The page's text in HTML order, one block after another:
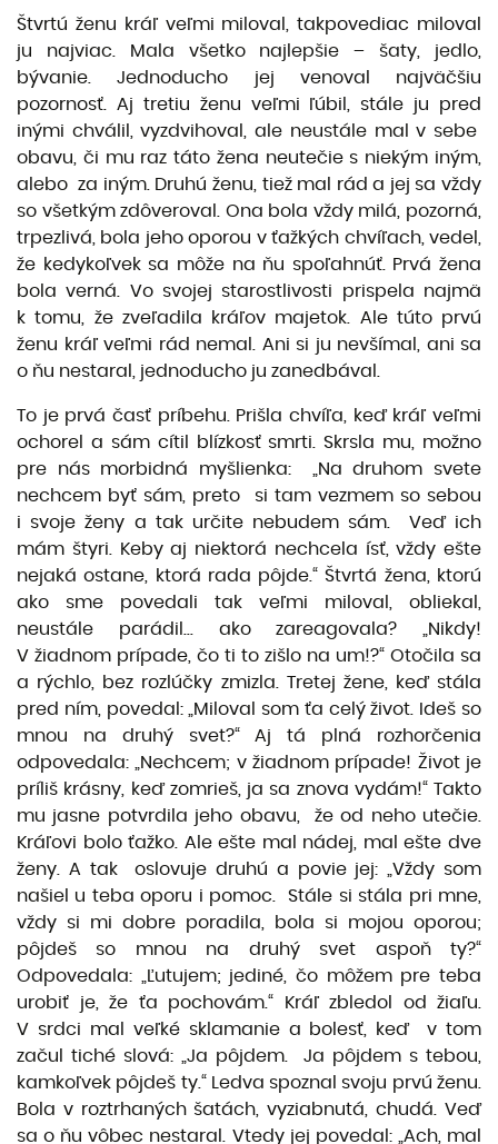
Štvrtú ženu kráľ veľmi miloval, takpovediac miloval
ju najviac. Mala všetko najlepšie – šaty, jedlo,
bývanie. Jednoducho jej venoval najväčšiu
pozornosť. Aj tretiu ženu veľmi ľúbil, stále ju pred
inými chválil, vyzdvihoval, ale neustále mal v sebe
obavu, či mu raz táto žena neutečie s niekým iným,
alebo za iným. Druhú ženu, tiež mal rád a jej sa vždy
so všetkým zdôveroval. Ona bola vždy milá, pozorná,
trpezlivá, bola jeho oporou v ťažkých chvíľach, vedel,
že kedykoľvek sa môže na ňu spoľahnúť. Prvá žena
bola verná. Vo svojej starostlivosti prispela najmä
k tomu, že zveľadila kráľov majetok. Ale túto prvú
ženu kráľ veľmi rád nemal. Ani si ju nevšímal, ani sa
o ňu nestaral, jednoducho ju zanedbával.
To je prvá časť príbehu. Prišla chvíľa, keď kráľ veľmi
ochorel a sám cítil blízkosť smrti. Skrsla mu, možno
pre nás morbidná myšlienka: „Na druhom svete
nechcem byť sám, preto si tam vezmem so sebou
i svoje ženy a tak určite nebudem sám. Veď ich
mám štyri. Keby aj niektorá nechcela ísť, vždy ešte
nejaká ostane, ktorá rada pôjde.“ Štvrtá žena, ktorú
ako sme povedali tak veľmi miloval, obliekal,
neustále parádil... ako zareagovala? „Nikdy!
V žiadnom prípade, čo ti to zišlo na um!?“ Otočila sa
a rýchlo, bez rozlúčky zmizla. Tretej žene, keď stála
pred ním, povedal: „Miloval som ťa celý život. Ideš so
mnou na druhý svet?“ Aj tá plná rozhorčenia
odpovedala: „Nechcem; v žiadnom prípade! Život je
príliš krásny, keď zomrieš, ja sa znova vydám!“ Takto
mu jasne potvrdila jeho obavu, že od neho utečie.
Kráľovi bolo ťažko. Ale ešte mal nádej, mal ešte dve
ženy. A tak oslovuje druhú a povie jej: „Vždy som
našiel u teba oporu i pomoc. Stále si stála pri mne,
vždy si mi dobre poradila, bola si mojou oporou;
pôjdeš so mnou na druhý svet aspoň ty?“
Odpovedala: „Ľutujem; jediné, čo môžem pre teba
urobiť je, že ťa pochovám.“ Kráľ zbledol od žiaľu.
V srdci mal veľké sklamanie a bolesť, keď v tom
začul tiché slová: „Ja pôjdem. Ja pôjdem s tebou,
kamkoľvek pôjdeš ty.“ Ledva spoznal svoju prvú ženu.
Bola v roztrhaných šatách, vyziabnutá, chudá. Veď
sa o ňu vôbec nestaral. Vtedy jej povedal: „Ach, mal